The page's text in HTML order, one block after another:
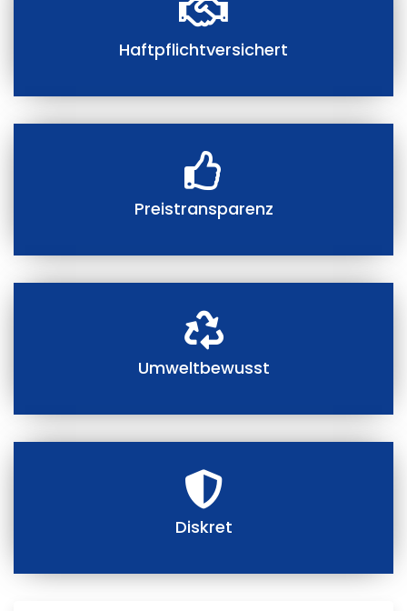
Haftpflichtversichert
Preistransparenz
Umweltbewusst
Diskret